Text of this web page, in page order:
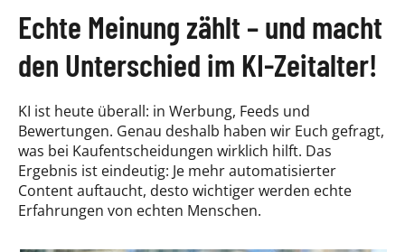
Echte Meinung zählt – und macht
den Unterschied im KI-Zeitalter!
KI ist heute überall: in Werbung, Feeds und
Bewertungen. Genau deshalb haben wir Euch gefragt,
was bei Kaufentscheidungen wirklich hilft. Das
Ergebnis ist eindeutig: Je mehr automatisierter
Content auftaucht, desto wichtiger werden echte
Erfahrungen von echten Menschen.